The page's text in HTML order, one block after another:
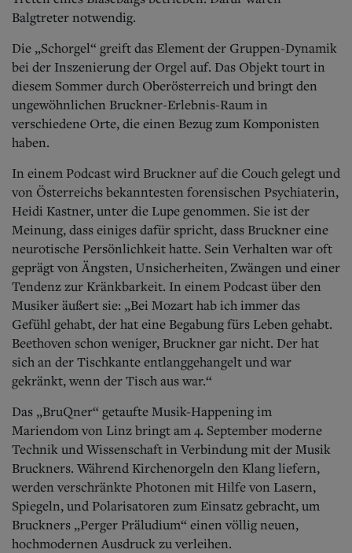
Balgtreter notwendig.
Die „Schorgel“ greift das Element der Gruppen-Dynamik
bei der Inszenierung der Orgel auf. Das Objekt tourt in
diesem Sommer durch Oberösterreich und bringt den
ungewöhnlichen Bruckner-Erlebnis-Raum in
verschiedene Orte, die einen Bezug zum Komponisten
haben.
In einem Podcast wird Bruckner auf die Couch gelegt und
von Österreichs bekanntesten forensischen Psychiaterin,
Heidi Kastner, unter die Lupe genommen. Sie ist der
Meinung, dass einiges dafür spricht, dass Bruckner eine
neurotische Persönlichkeit hatte. Sein Verhalten war oft
geprägt von Ängsten, Unsicherheiten, Zwängen und einer
Tendenz zur Kränkbarkeit. In einem Podcast über den
Musiker äußert sie: „Bei Mozart hab ich immer das
Gefühl gehabt, der hat eine Begabung fürs Leben gehabt.
Beethoven schon weniger, Bruckner gar nicht. Der hat
sich an der Tischkante entlanggehangelt und war
gekränkt, wenn der Tisch aus war.“
Das „BruQner“ getaufte Musik-Happening im
Mariendom von Linz bringt am 4. September moderne
Technik und Wissenschaft in Verbindung mit der Musik
Bruckners. Während Kirchenorgeln den Klang liefern,
werden verschränkte Photonen mit Hilfe von Lasern,
Spiegeln, und Polarisatoren zum Einsatz gebracht, um
Bruckners „Perger Präludium“ einen völlig neuen,
hochmodernen Ausdruck zu verleihen.